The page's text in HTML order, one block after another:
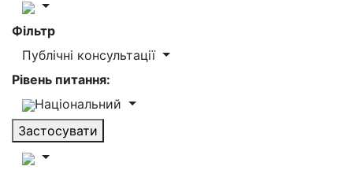
Фільтр
Публічні консультації
Рівень питання:
Національний
Застосувати